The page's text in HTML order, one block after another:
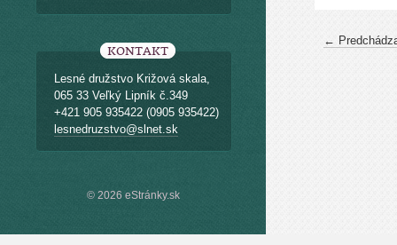
←
KONTAKT
Lesné družstvo Križová skala,
065 33 Veľký Lipník č.349
+421 905 935422 (0905 935422)
lesnedruzstvo@slnet.sk
© 2026 eStránky.sk